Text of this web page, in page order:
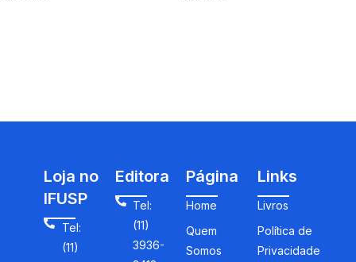
Loja no
IFUSP
Tel:
(11)
Editora
Tel:
(11)
3936-
Página
Home
Quem
Somos
Links
Livros
Política de
Privacidade